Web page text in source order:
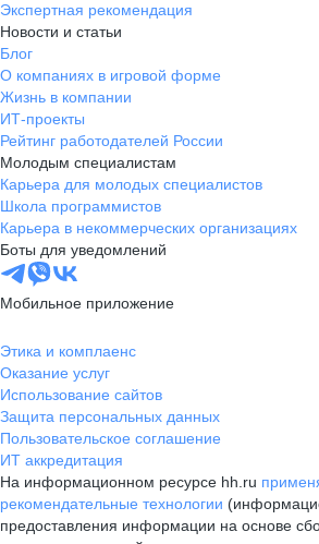
Экспертная рекомендация
Новости и статьи
Блог
О компаниях в игровой форме
Жизнь в компании
ИТ-проекты
Рейтинг работодателей России
Молодым специалистам
Карьера для молодых специалистов
Школа программистов
Карьера в некоммерческих организациях
Боты для уведомлений
Мобильное приложение
Этика и комплаенс
Оказание услуг
Использование сайтов
Защита персональных данных
Пользовательское соглашение
ИТ аккредитация
На информационном ресурсе hh.ru
рекомендательные технологии
предоставления информации на основе